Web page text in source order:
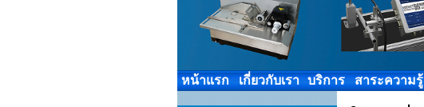
หน้าแรก เกี่ยวกับเรา บริการ สาระความรู้